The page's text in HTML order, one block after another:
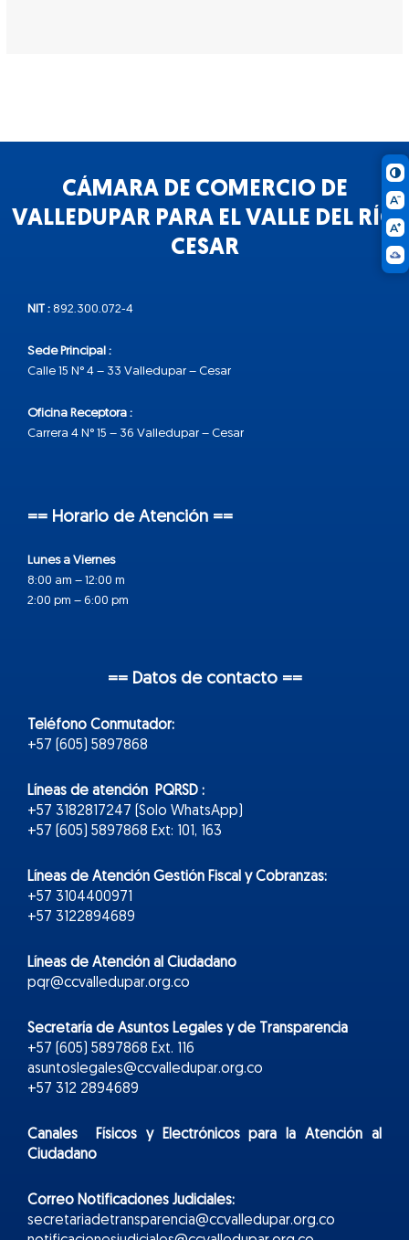
CÁMARA DE COMERCIO DE
VALLEDUPAR PARA EL VALLE DEL RÍO
CESAR
NIT : 892.300.072-4
Sede Principal :
Calle 15 N° 4 – 33 Valledupar – Cesar
Oficina Receptora :
Carrera 4 N° 15 – 36 Valledupar – Cesar
== Horario de Atención ==
Lunes a Viernes
8:00 am – 12:00 m
2:00 pm – 6:00 pm
== Datos de contacto ==
Teléfono Conmutador:
+57 (605) 5897868
Líneas de atención PQRSD :
+57 3182817247 (Solo WhatsApp)
+57 (605) 5897868 Ext: 101, 163
Líneas de Atención Gestión Fiscal y Cobranzas:
+57 3104400971
+57 3122894689
Líneas de Atención al Ciudadano
pqr@ccvalledupar.org.co
Secretaría de Asuntos Legales y de Transparencia
+57 (605) 5897868 Ext. 116
asuntoslegales@ccvalledupar.org.co
+57 312 2894689
Canales Físicos yElectrónicospara la Atención al
Ciudadano
Correo Notificaciones Judiciales:
secretariadetransparencia@ccvalledupar.org.co